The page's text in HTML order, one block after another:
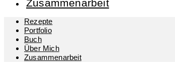
Zusammenarbeit
Rezepte
Portfolio
Buch
Über Mich
Zusammenarbeit